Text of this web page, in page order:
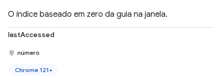
O índice baseado em zero da guia na janela.
lastAccessed
número
Chrome 121+